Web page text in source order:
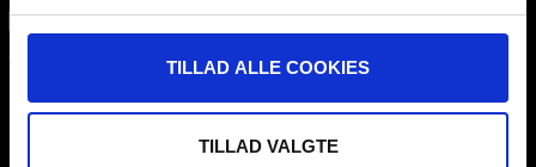
TILLAD ALLE COOKIES
TILLAD VALGTE
Denmark